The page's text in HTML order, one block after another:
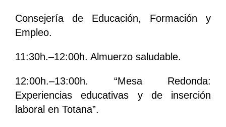
Consejería de Educación, Formación y
Empleo.
11:30h.–12:00h. Almuerzo saludable.
12:00h.–13:00h. “Mesa Redonda:
Experiencias educativas y de inserción
laboral en Totana”.